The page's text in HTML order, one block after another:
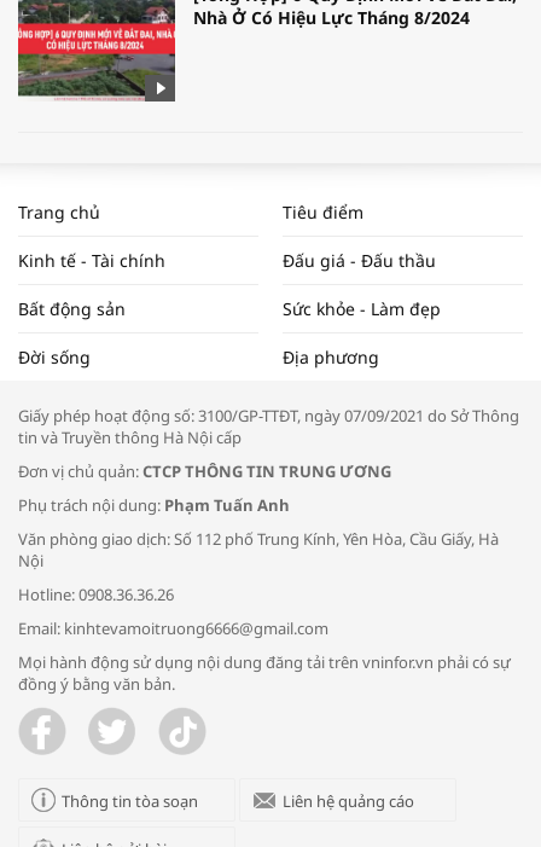
Nhà Ở Có Hiệu Lực Tháng 8/2024
NAM NĂM 2024 VÀ NĂM 2025 | NHỊP
ĐẬP THỊ TRƯỜNG #62
Tọa đàm “Xúc tiến thương mại: Khơi
Bác sĩ tư vấn cách phòng tránh bệnh
đường hô hấp trong thời tiết giao mùa
Trao yêu thương cho em
Trang chủ Tiêu điểm
Kinh tế - Tài chính Đấu giá - Đấu thầu
Bất động sản Sức khỏe - Làm đẹp
Đời sống Địa phương
Giấy phép hoạt động số: 3100/GP-TTĐT, ngày 07/09/2021 do Sở Thông
tin và Truyền thông Hà Nội cấp
Đơn vị chủ quản:CTCP THÔNG TIN TRUNG ƯƠNG
Phụ trách nội dung: Phạm Tuấn Anh
Văn phòng giao dịch: Số 112 phố Trung Kính, Yên Hòa, Cầu Giấy, Hà
Nội
Hotline: 0908.36.36.26
Email: kinhtevamoitruong6666@gmail.com
Mọi hành động sử dụng nội dung đăng tải trên vninfor.vn phải có sự
đồng ý bằng văn bản.
Thông tin tòa soạn Liên hệ quảng cáo